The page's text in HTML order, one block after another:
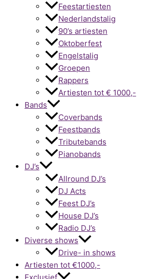
Feestartiesten
Nederlandstalig
90’s artiesten
Oktoberfest
Engelstalig
Groepen
Rappers
Artiesten tot € 1000,-
Bands
Coverbands
Feestbands
Tributebands
Pianobands
DJ’s
Allround DJ’s
DJ Acts
Feest DJ’s
House DJ’s
Radio DJ’s
Diverse shows
Drive- in shows
Artiesten tot €1000,-